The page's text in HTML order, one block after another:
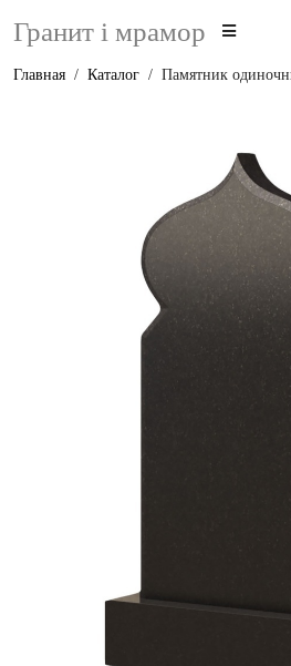
Гранит i мрамор
Главная Каталог Памятник